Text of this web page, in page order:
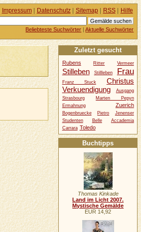
Impressum| Datenschutz| Sitemap| RSS| Hilfe
Beliebteste Suchwörter |Aktuelle Suchwörter
Zuletzt gesucht
Rubens Ritter Vermeer
Stilleben Stillleben Frau
Franz Stuck
Christus
Verkuendigung
Ausgang
Strasbourg
Marten Pepyn
Ermahnung
Zuerich
Bogenbruecke Pietro
Jenenser
Studenten
Belle
Accademia
Carrara Toledo
Buchtipps
Thomas Kinkade
Land im Licht 2007.
Mystische Gemälde
EUR 14,92